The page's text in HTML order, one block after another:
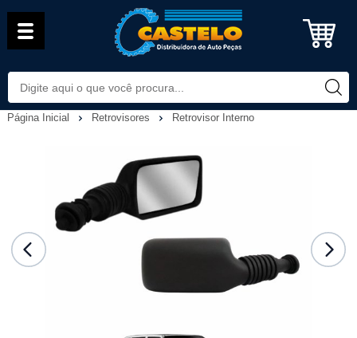
Página Inicial Retrovisores Retrovisor Interno